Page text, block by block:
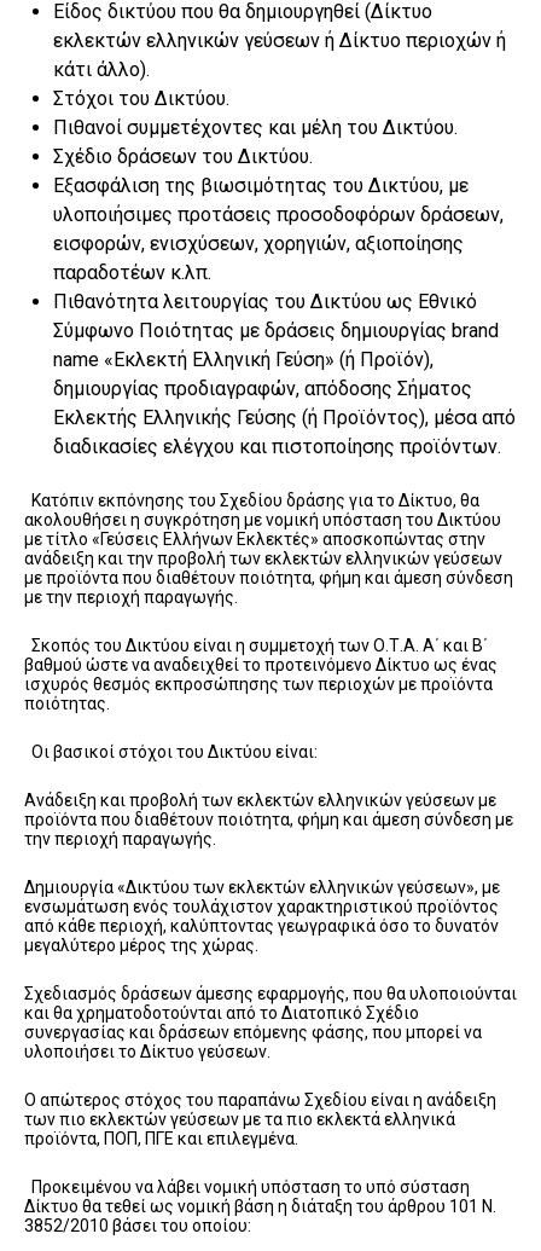
Είδος δικτύου που θα δημιουργηθεί (Δίκτυο
εκλεκτών ελληνικών γεύσεων ή Δίκτυο περιοχών ή
κάτι άλλο).
Στόχοι του Δικτύου.
Πιθανοί συμμετέχοντες και μέλη του Δικτύου.
Σχέδιο δράσεων του Δικτύου.
Εξασφάλιση της βιωσιμότητας του Δικτύου, με
υλοποιήσιμες προτάσεις προσοδοφόρων δράσεων,
εισφορών, ενισχύσεων, χορηγιών, αξιοποίησης
παραδοτέων κ.λπ.
Πιθανότητα λειτουργίας του Δικτύου ως Εθνικό
Σύμφωνο Ποιότητας με δράσεις δημιουργίας brand
name «Εκλεκτή Ελληνική Γεύση» (ή Προϊόν),
δημιουργίας προδιαγραφών, απόδοσης Σήματος
Εκλεκτής Ελληνικής Γεύσης (ή Προϊόντος), μέσα από
διαδικασίες ελέγχου και πιστοποίησης προϊόντων.
Κατόπιν εκπόνησης του Σχεδίου δράσης για το Δίκτυο, θα
ακολουθήσει η συγκρότηση με νομική υπόσταση του Δικτύου
με τίτλο «Γεύσεις Ελλήνων Εκλεκτές» αποσκοπώντας στην
ανάδειξη και την προβολή των εκλεκτών ελληνικών γεύσεων
με προϊόντα που διαθέτουν ποιότητα, φήμη και άμεση σύνδεση
με την περιοχή παραγωγής.
Σκοπός του Δικτύου είναι η συμμετοχή των Ο.Τ.Α. Α΄ και Β΄
βαθμού ώστε να αναδειχθεί το προτεινόμενο Δίκτυο ως ένας
ισχυρός θεσμός εκπροσώπησης των περιοχών με προϊόντα
ποιότητας.
Οι βασικοί στόχοι του Δικτύου είναι:
Ανάδειξη και προβολή των εκλεκτών ελληνικών γεύσεων με
προϊόντα που διαθέτουν ποιότητα, φήμη και άμεση σύνδεση με
την περιοχή παραγωγής.
Δημιουργία «Δικτύου των εκλεκτών ελληνικών γεύσεων», με
ενσωμάτωση ενός τουλάχιστον χαρακτηριστικού προϊόντος
από κάθε περιοχή, καλύπτοντας γεωγραφικά όσο το δυνατόν
μεγαλύτερο μέρος της χώρας.
Σχεδιασμός δράσεων άμεσης εφαρμογής, που θα υλοποιούνται
και θα χρηματοδοτούνται από το Διατοπικό Σχέδιο
συνεργασίας και δράσεων επόμενης φάσης, που μπορεί να
υλοποιήσει το Δίκτυο γεύσεων.
Ο απώτερος στόχος του παραπάνω Σχεδίου είναι η ανάδειξη
των πιο εκλεκτών γεύσεων με τα πιο εκλεκτά ελληνικά
προϊόντα, ΠΟΠ, ΠΓΕ και επιλεγμένα.
Προκειμένου να λάβει νομική υπόσταση το υπό σύσταση
Δίκτυο θα τεθεί ως νομική βάση η διάταξη του άρθρου 101 Ν.
3852/2010 βάσει του οποίου: